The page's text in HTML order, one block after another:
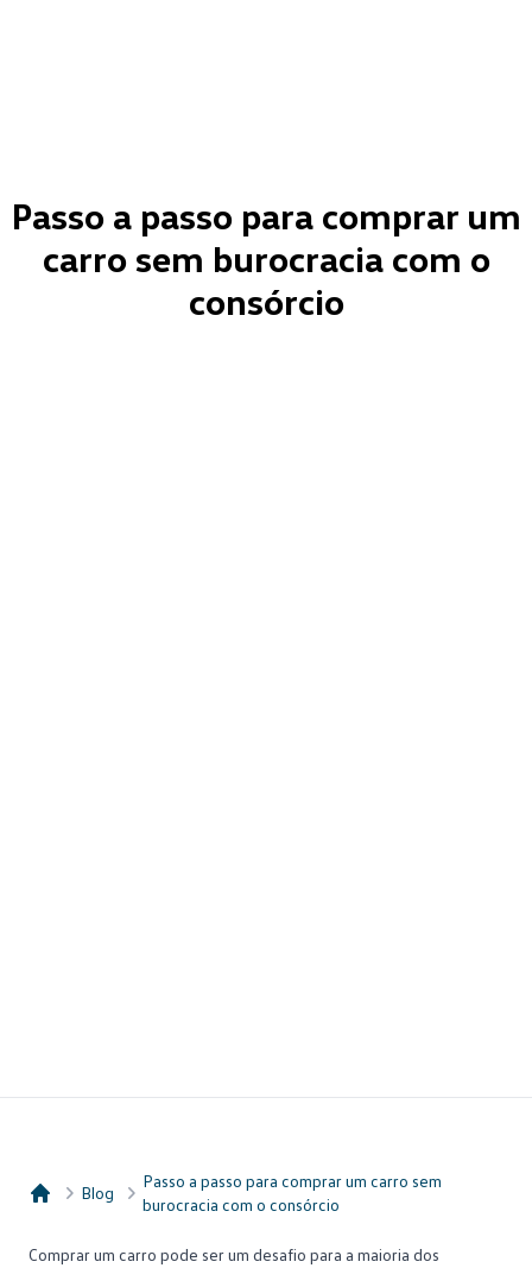
Passo a passo para comprar um
carro sem burocracia com o
consórcio
Consórcio Embracon
Blog
Passo a passo para comprar um carro sem
burocracia com o consórcio
Comprar um carro pode ser um desafio para a maioria dos